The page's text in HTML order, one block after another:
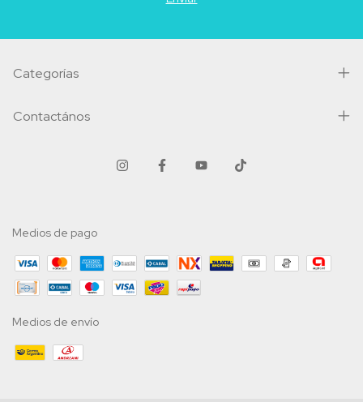
Categorías
Contactános
Medios de pago
Medios de envío